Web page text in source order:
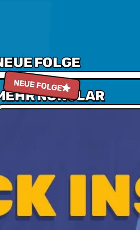
FOLGE
272 - Battle der Besten:
NEUE FOLGE
NUKULAR
Blog beitrag